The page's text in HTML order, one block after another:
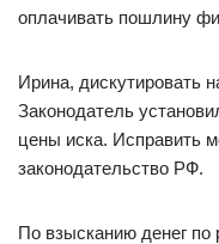
оплачивать пошлину
Ирина, дискутировать
Законодатель
цены иска. Исправить
законодательство РФ.
По взысканию денег по